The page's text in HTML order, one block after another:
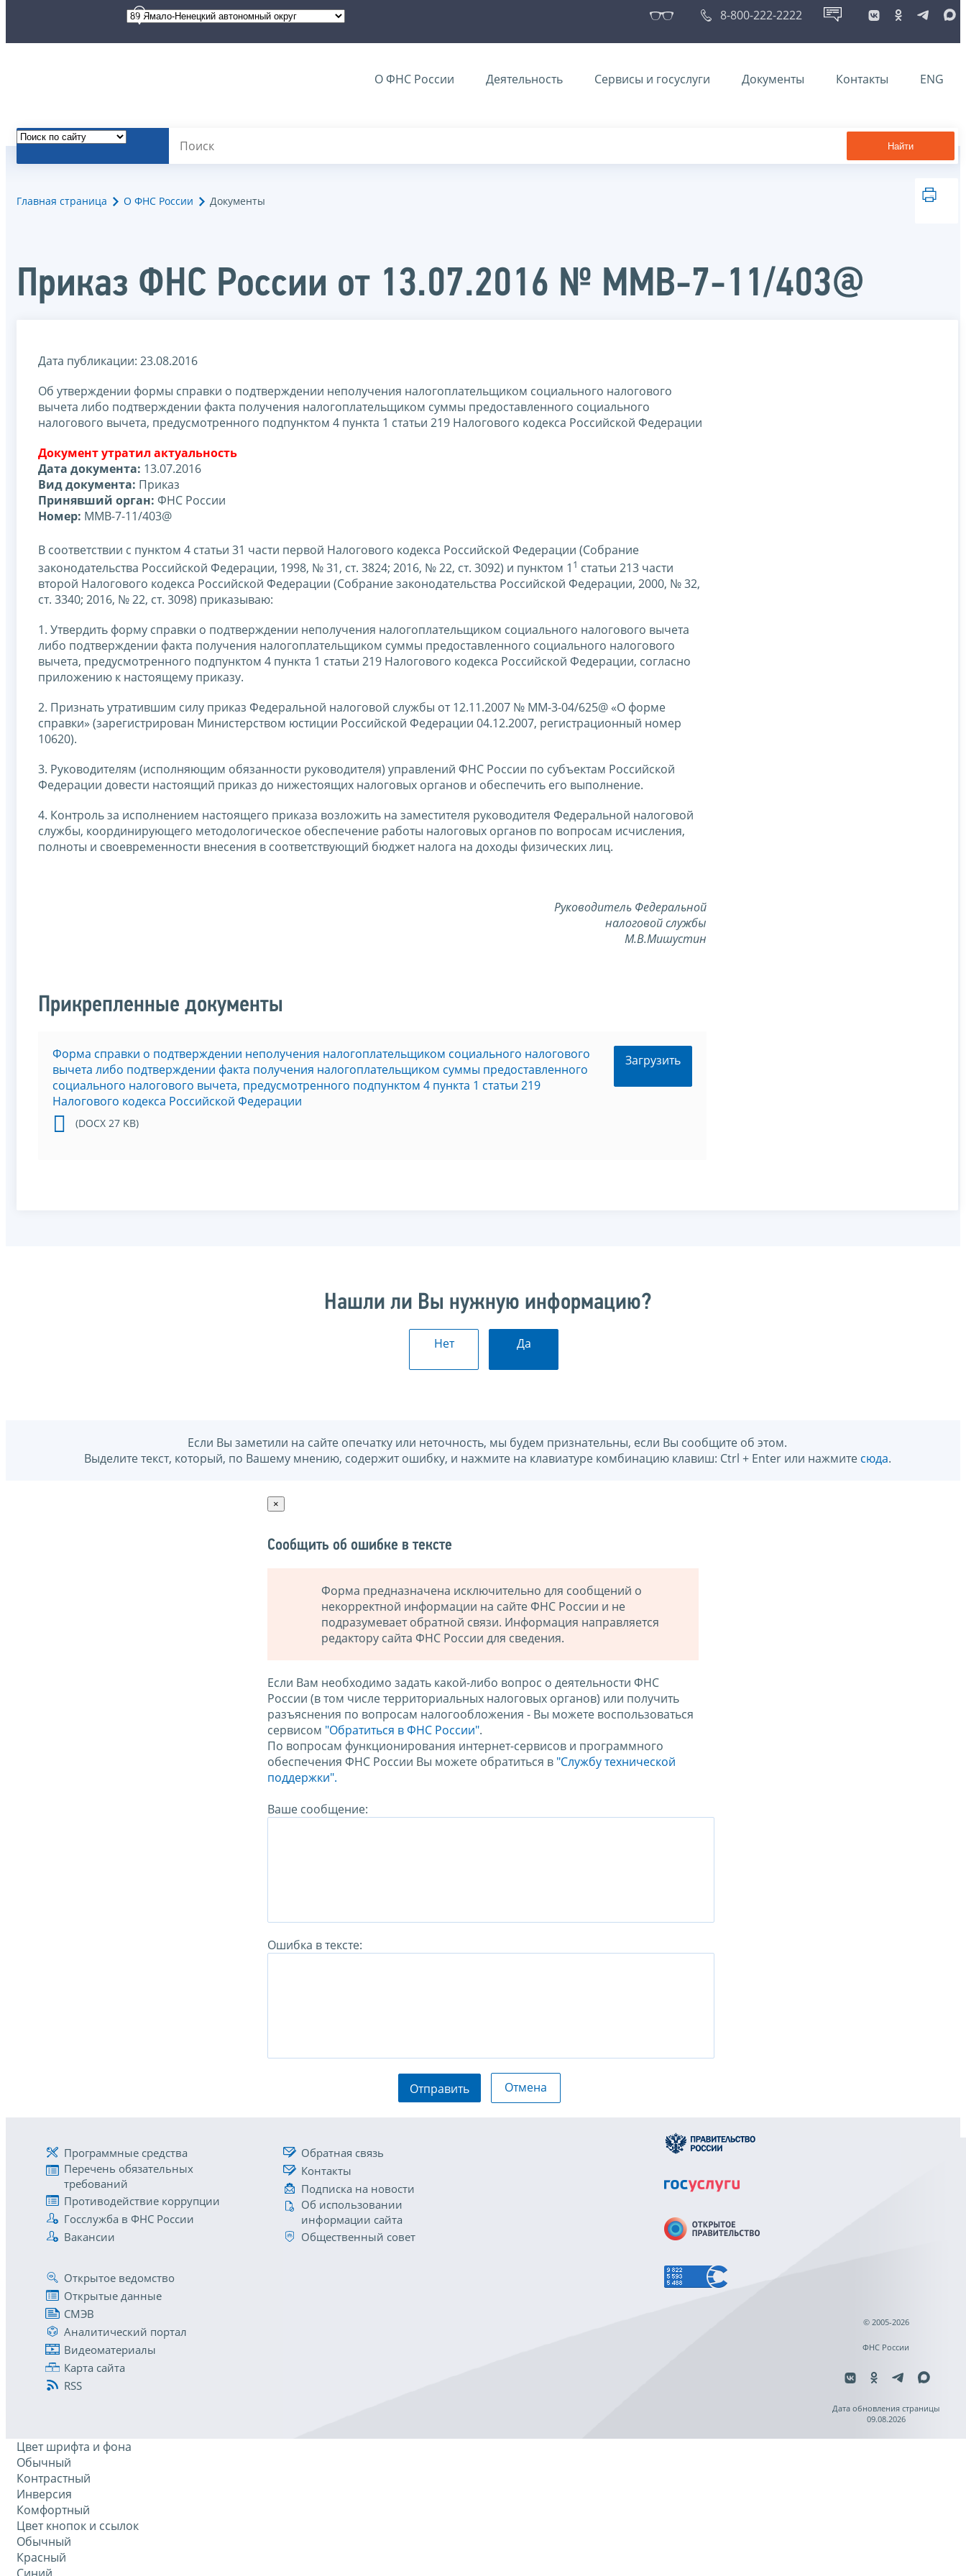
8-800-222-2222
О ФНС России Деятельность Сервисы и госуслуги Документы Контакты ENG
Найти
Главная страница О ФНС России Документы
Приказ ФНС России от 13.07.2016 № ММВ-7-11/403@
Дата публикации: 23.08.2016
Об утверждении формы справки о подтверждении неполучения налогоплательщиком социального налогового
вычета либо подтверждении факта получения налогоплательщиком суммы предоставленного социального
налогового вычета, предусмотренного подпунктом 4 пункта 1 статьи 219 Налогового кодекса Российской Федерации
Документ утратил актуальность
Дата документа: 13.07.2016
Вид документа: Приказ
Принявший орган: ФНС России
Номер: ММВ-7-11/403@
В соответствии с пунктом 4 статьи 31 части первой Налогового кодекса Российской Федерации (Собрание
законодательства Российской Федерации, 1998, № 31, ст. 3824; 2016, № 22, ст. 3092) и пунктом 1 1 статьи 213 части
второй Налогового кодекса Российской Федерации (Собрание законодательства Российской Федерации, 2000, № 32,
ст. 3340; 2016, № 22, ст. 3098) приказываю:
1. Утвердить форму справки о подтверждении неполучения налогоплательщиком социального налогового вычета
либо подтверждении факта получения налогоплательщиком суммы предоставленного социального налогового
вычета, предусмотренного подпунктом 4 пункта 1 статьи 219 Налогового кодекса Российской Федерации, согласно
приложению к настоящему приказу.
2. Признать утратившим силу приказ Федеральной налоговой службы от 12.11.2007 № ММ-3-04/625@ «О форме
справки» (зарегистрирован Министерством юстиции Российской Федерации 04.12.2007, регистрационный номер
10620).
3. Руководителям (исполняющим обязанности руководителя) управлений ФНС России по субъектам Российской
Федерации довести настоящий приказ до нижестоящих налоговых органов и обеспечить его выполнение.
4. Контроль за исполнением настоящего приказа возложить на заместителя руководителя Федеральной налоговой
службы, координирующего методологическое обеспечение работы налоговых органов по вопросам исчисления,
полноты и своевременности внесения в соответствующий бюджет налога на доходы физических лиц.
Руководитель Федеральной
налоговой службы
М.В.Мишустин
Прикрепленные документы
Форма справки о подтверждении неполучения налогоплательщиком социального налогового
вычета либо подтверждении факта получения налогоплательщиком суммы предоставленного
социального налогового вычета, предусмотренного подпунктом 4 пункта 1 статьи 219
Налогового кодекса Российской Федерации
(DOCX 27 KB)
Загрузить
Нашли ли Вы нужную информацию?
Нет Да
Если Вы заметили на сайте опечатку или неточность, мы будем признательны, если Вы сообщите об этом.
Выделите текст, который, по Вашему мнению, содержит ошибку, и нажмите на клавиатуре комбинацию клавиш: Ctrl + Enter или нажмите сюда.
×
Сообщить об ошибке в тексте
Форма предназначена исключительно для сообщений о
некорректной информации на сайте ФНС России и не
подразумевает обратной связи. Информация направляется
редактору сайта ФНС России для сведения.
Если Вам необходимо задать какой-либо вопрос о деятельности ФНС
России (в том числе территориальных налоговых органов) или получить
разъяснения по вопросам налогообложения - Вы можете воспользоваться
сервисом "Обратиться в ФНС России".
По вопросам функционирования интернет-сервисов и программного
обеспечения ФНС России Вы можете обратиться в "Службу технической
поддержки".
Ваше сообщение:
Ошибка в тексте:
Отправить Отмена
Программные средства
Перечень обязательных
требований
Противодействие коррупции
Госслужба в ФНС России
Вакансии
Обратная связь
Контакты
Подписка на новости
Об использовании
информации сайта
Общественный совет
Открытое ведомство
Открытые данные
СМЭВ
Аналитический портал
Видеоматериалы
Карта сайта
RSS
© 2005-2026
ФНС России
Дата обновления страницы
09.08.2026
Цвет шрифта и фона
Обычный
Контрастный
Инверсия
Комфортный
Цвет кнопок и ссылок
Обычный
Красный